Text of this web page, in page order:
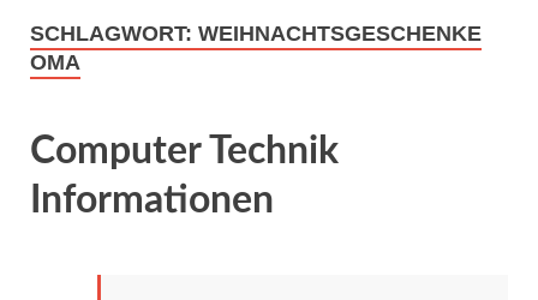
SCHLAGWORT: WEIHNACHTSGESCHENKE
OMA
Computer Technik
Informationen